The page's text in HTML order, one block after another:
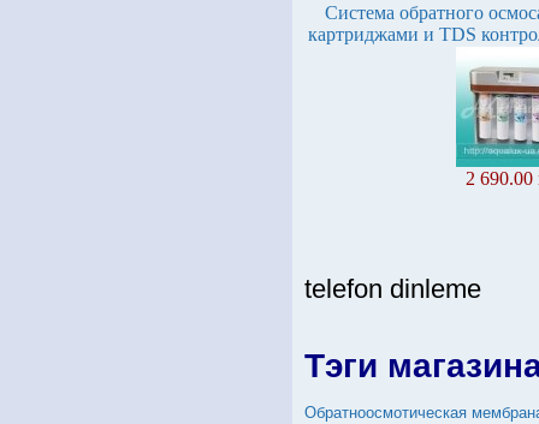
Система обратного
картриджами и TDS
2 690.00
telefon dinleme
Тэги
Обратноосмотическая